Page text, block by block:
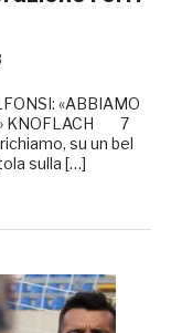
«ABBIAMO
KNOFLACH 7
su un bel
sulla […]